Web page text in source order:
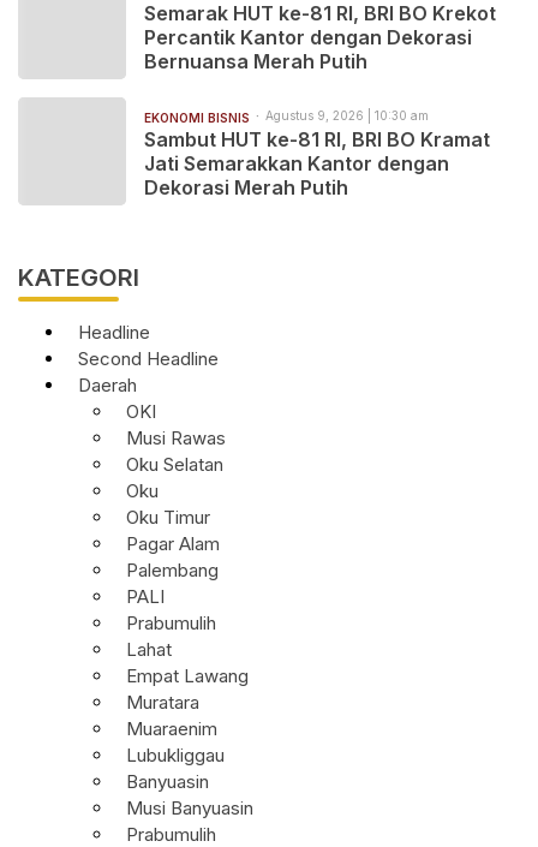
Semarak HUT ke-81 RI, BRI BO Krekot
Percantik Kantor dengan Dekorasi
Bernuansa Merah Putih
EKONOMI BISNIS Agustus 9, 2026 | 10:30 am
Sambut HUT ke-81 RI, BRI BO Kramat
Jati Semarakkan Kantor dengan
Dekorasi Merah Putih
KATEGORI
Headline
Second Headline
Daerah
OKI
Musi Rawas
Oku Selatan
Oku
Oku Timur
Pagar Alam
Palembang
PALI
Prabumulih
Lahat
Empat Lawang
Muratara
Muaraenim
Lubukliggau
Banyuasin
Musi Banyuasin
Prabumulih